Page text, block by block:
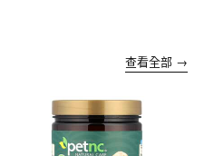
查看全部 →